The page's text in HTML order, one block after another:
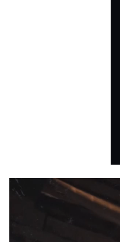
Видеоплеер